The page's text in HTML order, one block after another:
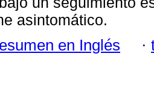
asintomático.
en Inglés ·